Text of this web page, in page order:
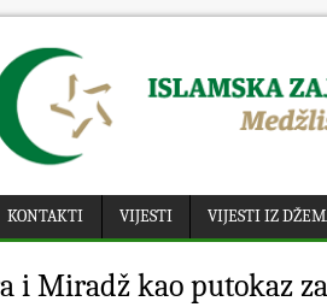
KONTAKTI VIJESTI VIJESTI IZ
i Miradž kao putokaz